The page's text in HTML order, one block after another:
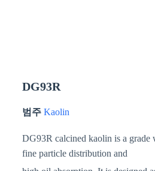
DG93R
범주 Kaolin
DG93R calcined kaolin is a grade
fine particle distribution and